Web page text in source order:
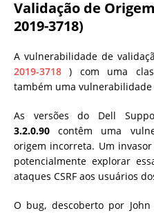
Validação de
2019-3718)
A vulnerabilidade de
2019-3718 ) com uma
também uma
As versões do Dell
3.2.0.90 contêm uma
origem incorreta. Um
potencialmente explorar
ataques CSRF aos usuários
O bug, descoberto por John